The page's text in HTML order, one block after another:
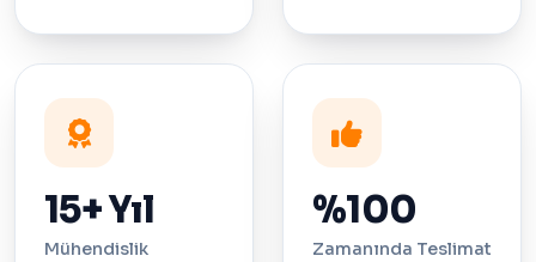
15+ Yıl
Mühendislik
%100
Zamanında Teslimat